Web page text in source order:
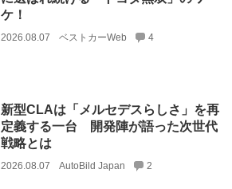
ケ！
2026.08.07 ベストカーWeb 4
新型CLAは「メルセデスらしさ」を再
定義する一台 開発陣が語った次世代
戦略とは
2026.08.07 AutoBild Japan 2